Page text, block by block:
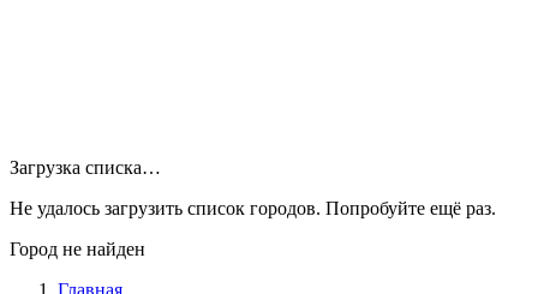
Загрузка списка…
Не удалось загрузить список городов. Попробуйте ещё раз.
Город не найден
Главная